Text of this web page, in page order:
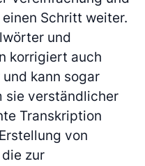
Schritt weiter.
und
korrigiert auch
kann sogar
sie verständlicher
Transkription
von
zur